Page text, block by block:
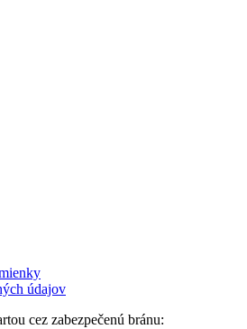
údajov
cez zabezpečenú bránu: